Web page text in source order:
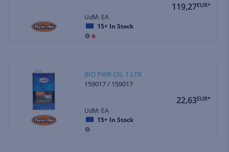
119,27EUR*
UdM: EA
15+ In Stock
BIO PWR OIL 1 LTR
159017 / 159017
22,63EUR*
UdM: EA
15+ In Stock